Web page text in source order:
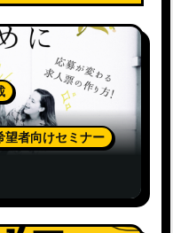
望者向けセミナー